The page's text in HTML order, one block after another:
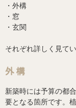
・外構
・窓
・玄関
それぞれ詳しく見て
外構
新築時には予算の都
要となる箇所です。